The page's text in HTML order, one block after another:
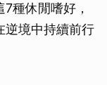
種休閒嗜好，
逆境中持續前行